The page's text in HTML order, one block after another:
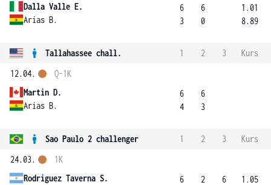
Dalla Valle E.
Arias B.
6
3
6
0
1.01
8.89
Tallahassee chall. 1 2 3
Kurs
12.04.
Martin D.
Arias B.
Q-1K
6
4
6
3
Sao Paulo 2 challenger 1 2 3
Kurs
24.03.
Rodriguez Taverna S.
1K
6
2
6
1.05